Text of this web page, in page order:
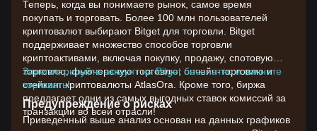
Теперь, когда вы понимаете рынок, самое время
покупать и торговать. Более 100 млн пользователей
криптовалют выбирают Bitget для торговли. Bitget
поддерживает множество способов торговли
криптоактивами, включая покупку, продажу, спотовую
торговлю, фьючерсную торговлю, ончейн-торговлю и
стейкинг криптовалюты AtlasOra. Кроме того, биржа
предлагает одни из самых выгодных ставок комиссий за
транзакции во всей отрасли!
Зарегистрируйте аккаунт на Bitget бесплатно и начните
торговать!
Предупреждение о рисках
Приведенный выше анализ основан на данных графиков